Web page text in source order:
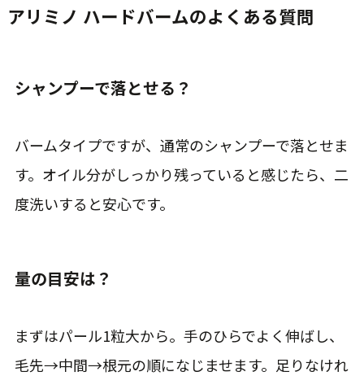
アリミノ ハードバームのよくある質問
シャンプーで落とせる？
バームタイプですが、通常のシャンプーで落とせま
す。オイル分がしっかり残っていると感じたら、二
度洗いすると安心です。
量の目安は？
まずはパール1粒大から。手のひらでよく伸ばし、
毛先→中間→根元の順になじませます。足りなけれ